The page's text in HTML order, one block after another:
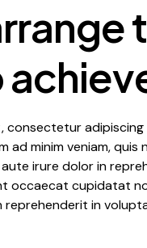
consectetur
ad minim veniam,
irure dolor in
occaecat cupidatat
reprehenderit in